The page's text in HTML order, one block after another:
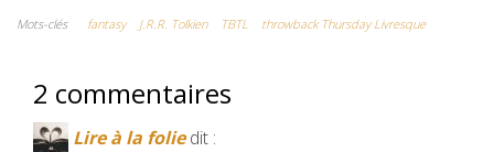
e
o
o
t
e
r
b
r
i
t
Mots-clés fantasy J.R.R. Tolkien TBTL throwback Thursday Livresque
2 commentaires
Lire à la folie dit :